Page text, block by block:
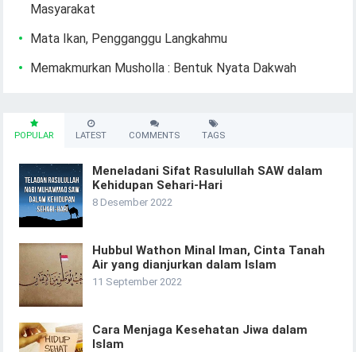
Masyarakat
Mata Ikan, Pengganggu Langkahmu
Memakmurkan Musholla : Bentuk Nyata Dakwah
POPULAR LATEST COMMENTS TAGS
Meneladani Sifat Rasulullah SAW dalam
Kehidupan Sehari-Hari
8 Desember 2022
Hubbul Wathon Minal Iman, Cinta Tanah
Air yang dianjurkan dalam Islam
11 September 2022
Cara Menjaga Kesehatan Jiwa dalam
Islam